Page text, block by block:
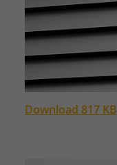
Download 817 KB